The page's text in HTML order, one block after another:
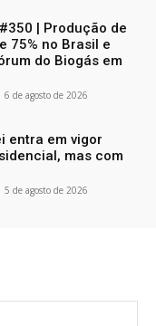
| Produção de
75% no Brasil e
do Biogás em
6 de agosto de 2026
entra em vigor
mas com
5 de agosto de 2026